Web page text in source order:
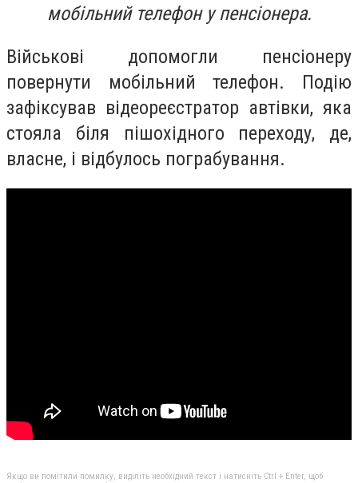
мобільний телефон у пенсіонера.
Військові допомогли пенсіонеру
повернути мобільний телефон. Подію
зафіксував відеореєстратор автівки, яка
стояла біля пішохідного переходу, де,
власне, і відбулось пограбування.
Якщо ви помітили помилку, виділіть необхідний текст і натисніть Ctrl + Enter, щоб